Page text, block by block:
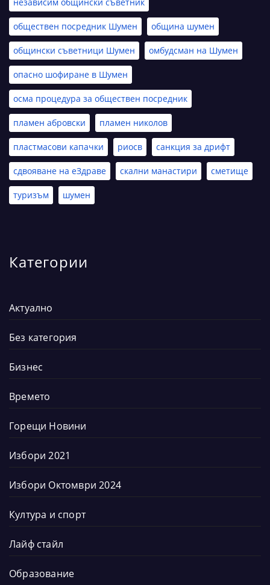
обществен посредник Шумен община шумен
общински съветници Шумен омбудсман на Шумен
опасно шофиране в Шумен
осма процедура за обществен посредник
пламен абровски пламен николов
пластмасови капачки риосв санкция за дрифт
сдвояване на еЗдраве скални манастири сметище
туризъм шумен
Категории
Актуално
Без категория
Бизнес
Времето
Горещи Новини
Избори 2021
Избори Октомври 2024
Култура и спорт
Лайф стайл
Образование